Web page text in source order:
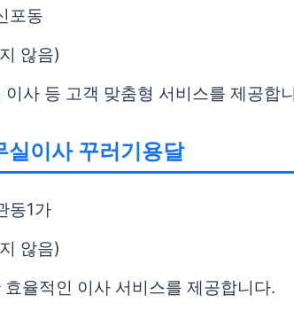
포동
않음)
사 등 고객 맞춤형 서비스를 제공합
실이사 꾸러기용달
동1가
않음)
율적인 이사 서비스를 제공합니다.